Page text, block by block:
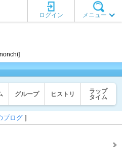
メニュー
ログイン
グループ ヒストリ
ラップ
タイム
ブログ ]